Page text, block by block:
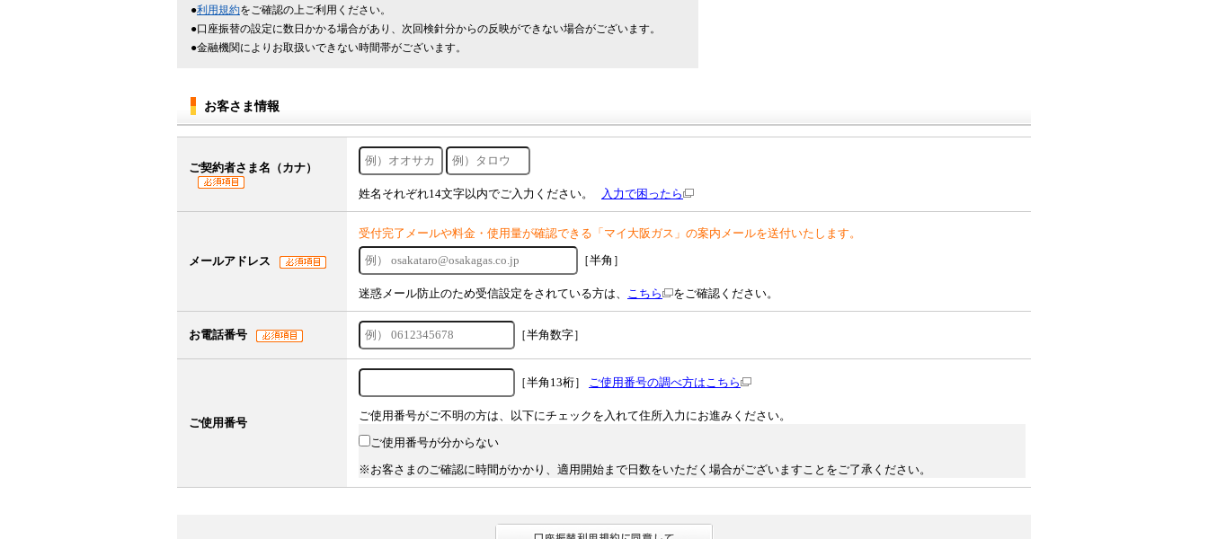
利用規約をご確認の上ご利用ください。
口座振替の設定に数日かかる場合があり、次回検針分からの反映ができない場合がございます。
金融機関によりお取扱いできない時間帯がございます。
お客さま情報
ご契約者さま名（カナ）
姓名それぞれ14文字以内でご入力ください。
入力で困ったら
メールアドレス
受付完了メールや料金・使用量が確認できる「マイ大阪ガス」の案内メールを送付いたします。
［半角］
迷惑メール防止のため受信設定をされている方は、 こちら をご確認ください。
お電話番号 ［半角数字］
ご使用番号
［半角13桁］ ご使用番号の調べ方はこちら
ご使用番号がご不明の方は、以下にチェックを入れて住所入力にお進みください。
ご使用番号が分からない
※お客さまのご確認に時間がかかり、適用開始まで日数をいただく場合がございますことをご了承ください。